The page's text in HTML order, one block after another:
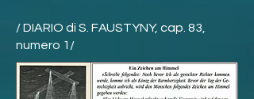
/ DIARIO di S. FAUSTYNY, cap. 83,
numero 1/